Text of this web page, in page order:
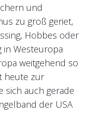
und
zu groß geriet,
Hobbes oder
in Westeuropa
weitgehend so
heute zur
sich auch gerade
der USA